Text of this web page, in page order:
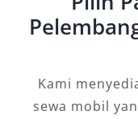
yang patut
keperluan
Sewakan
Kami
sewa mobil